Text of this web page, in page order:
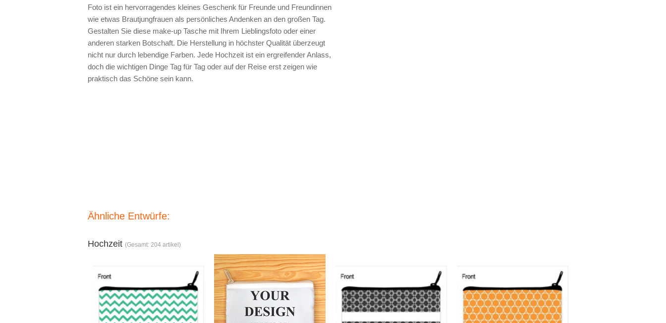
Foto ist ein hervorragendes kleines Geschenk für Freunde und Freundinnen
wie etwas Brautjungfrauen als persönliches Andenken an den großen Tag.
Gestalten Sie diese make-up Tasche mit Ihrem Lieblingsfoto oder einer
anderen starken Botschaft. Die Herstellung in höchster Qualität überzeugt
nicht nur durch lebendige Farben. Jede Hochzeit ist ein ergreifender Anlass,
doch die wichtigen Dinge Tag für Tag oder auf der Reise erst zeigen wie
praktisch das Schöne sein kann.
Ähnliche Entwürfe:
Hochzeit (Gesamt: 204 artikel)